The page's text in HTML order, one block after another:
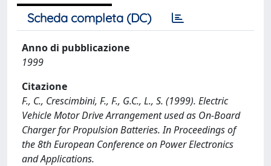
Scheda completa (DC)
Anno di pubblicazione
1999
Citazione
F., C., Crescimbini, F., F., G.C., L., S. (1999). Electric
Vehicle Motor Drive Arrangement used as On-Board
Charger for Propulsion Batteries. In Proceedings of
the 8th European Conference on Power Electronics
and Applications.